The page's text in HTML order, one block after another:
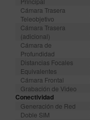
Cámara Trasera
Teleobjetivo
Cámara Trasera
(adicional)
Cámara de
Profundidad
Distancias Focales
Equivalentes
Cámara Frontal
Grabación de Video
Conectividad
Generación de Red
Doble SIM